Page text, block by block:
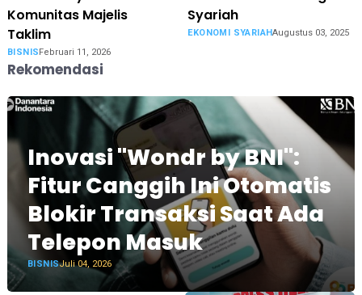
Komunitas Majelis
Taklim
BISNIS Februari 11, 2026
Syariah
EKONOMI SYARIAHAugustus 03, 2025
Rekomendasi
Inovasi "Wondr by BNI":
Fitur Canggih Ini Otomatis
Blokir Transaksi Saat Ada
Telepon Masuk
BISNISJuli 04, 2026